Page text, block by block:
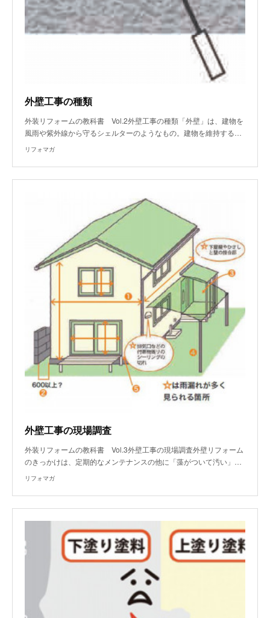
外壁工事の種類
外装リフォームの教科書 Vol.2外壁工事の種類「外壁」は、建物を
風雨や紫外線から守るシェルターのようなもの。建物を維持する…
リフォマガ
外壁工事の現場調査
外装リフォームの教科書 Vol.3外壁工事の現場調査外壁リフォーム
のきっかけは、定期的なメンテナンスの他に「藻がついて汚い」…
リフォマガ